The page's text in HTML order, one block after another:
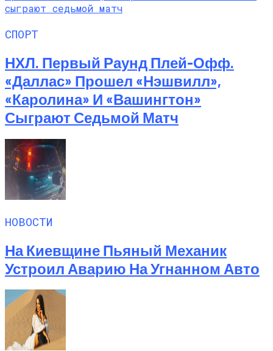
СПОРТ
НХЛ. Первый Раунд Плей-Офф.
«Даллас» Прошел «Нэшвилл»,
«Каролина» И «Вашингтон»
Сыграют Седьмой Матч
НОВОСТИ
На Киевщине Пьяный Механик
Устроил Аварию На Угнанном Авто